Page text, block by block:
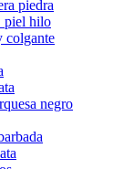
piedra
piel hilo
colgante
negro